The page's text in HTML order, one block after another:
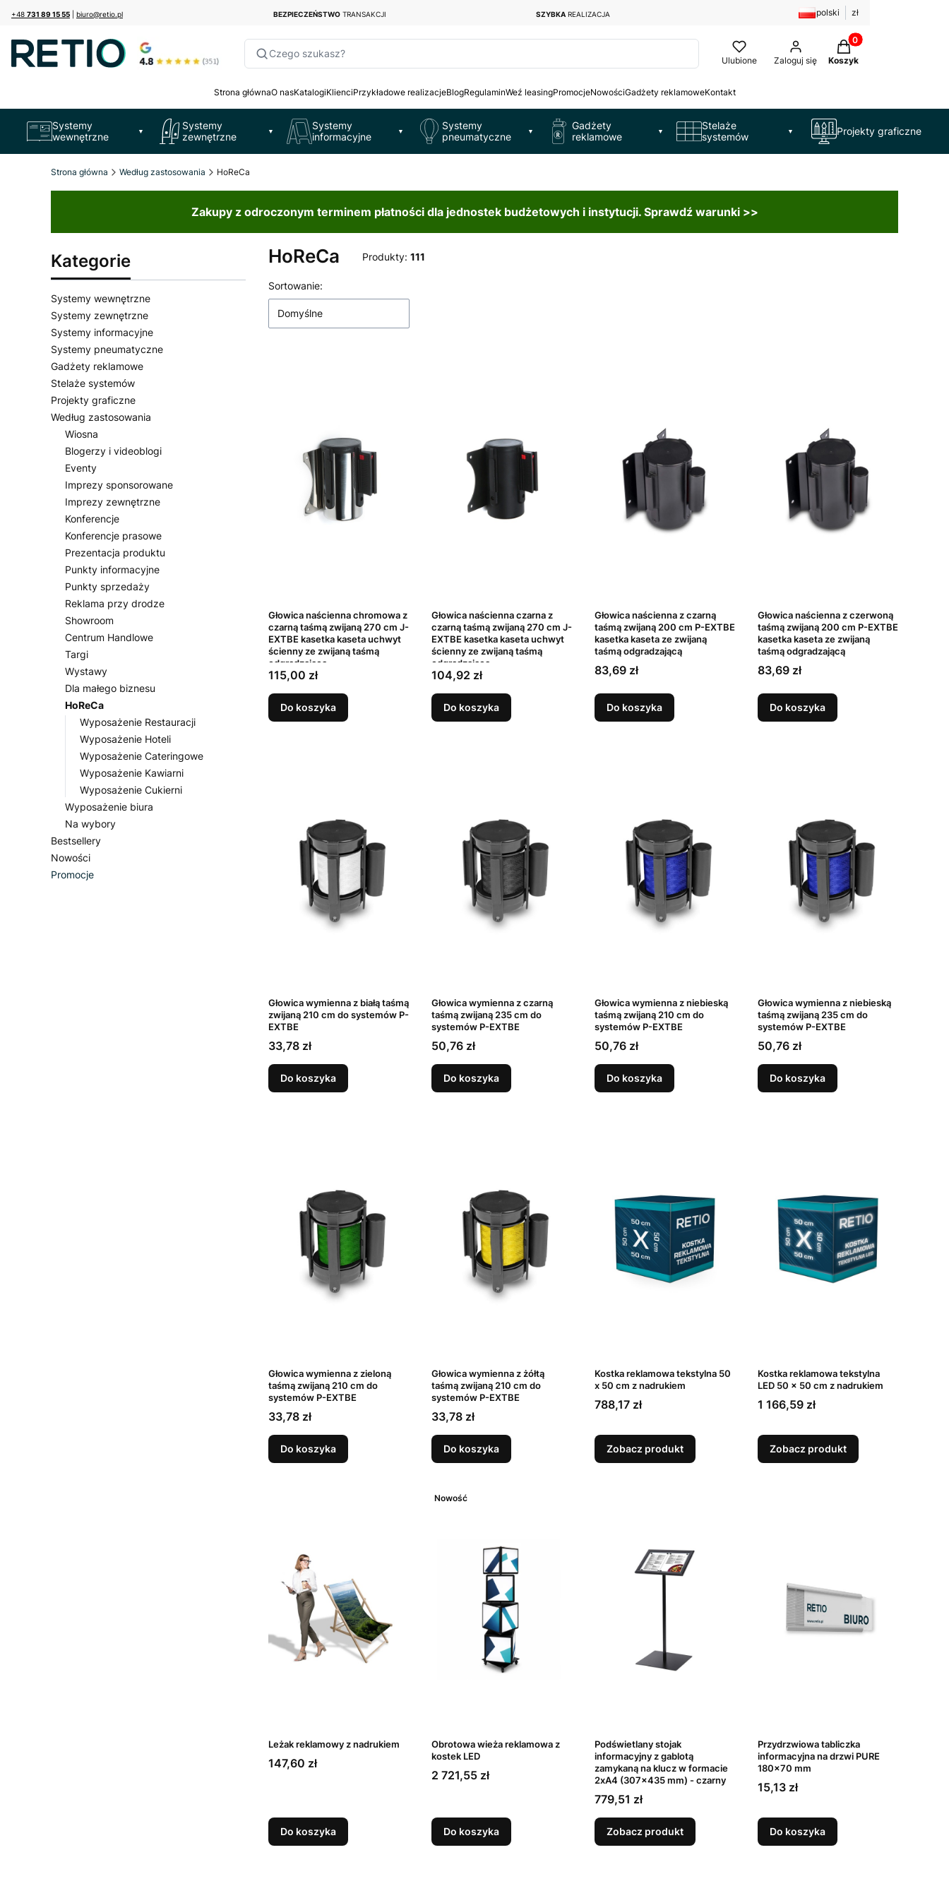
+48 731 89 15 55 biuro@retio.pl BEZPIECZEŃSTWO TRANSAKCJI SZYBKAREALIZACJA polski zł
Czego szukasz?
Ulubione Zaloguj się
Produkty w koszyku:
Koszyk
Strona głównaO nasKatalogiKlienciPrzykładowe realizacjeBlogRegulaminWeź leasingPromocjeNowościGadżety reklamoweKontakt
Systemy
wewnętrzne
▼
Systemy
zewnętrzne
▼
Systemy
informacyjne
▼
Systemy
pneumatyczne
▼
Gadżety
reklamowe
▼
Stelaże
systemów
▼ Projekty graficzne
Strona główna Według zastosowania HoReCa
Zakupy z odroczonym terminem płatności dla jednostek budżetowych i instytucji. Sprawdź warunki >>
Kategorie
Systemy wewnętrzne
Systemy zewnętrzne
Systemy informacyjne
Systemy pneumatyczne
Gadżety reklamowe
Stelaże systemów
Projekty graficzne
Według zastosowania
Wiosna
Blogerzy i videoblogi
Eventy
Imprezy sponsorowane
Imprezy zewnętrzne
Konferencje
Konferencje prasowe
Prezentacja produktu
Punkty informacyjne
Punkty sprzedaży
Reklama przy drodze
Showroom
Centrum Handlowe
Targi
Wystawy
Dla małego biznesu
HoReCa
Wyposażenie Restauracji
Wyposażenie Hoteli
Wyposażenie Cateringowe
Wyposażenie Kawiarni
Wyposażenie Cukierni
Wyposażenie biura
Na wybory
Bestsellery
Nowości
Promocje
HoReCa Produkty: 111
Lista produktów
Sortowanie:
Domyślne
Głowica naścienna chromowa z
czarną taśmą zwijaną 270 cm J-
EXTBE kasetka kaseta uchwyt
ścienny ze zwijaną taśmą
odgradzającą
Cena
115,00 zł
Do koszyka
Głowica naścienna czarna z
czarną taśmą zwijaną 270 cm J-
EXTBE kasetka kaseta uchwyt
ścienny ze zwijaną taśmą
odgradzającą
Cena
104,92 zł
Do koszyka
Głowica naścienna z czarną
taśmą zwijaną 200 cm P-EXTBE
kasetka kaseta ze zwijaną
taśmą odgradzającą
Cena
83,69 zł
Do koszyka
Głowica naścienna z czerwoną
taśmą zwijaną 200 cm P-EXTBE
kasetka kaseta ze zwijaną
taśmą odgradzającą
Cena
83,69 zł
Do koszyka
Głowica wymienna z białą taśmą
zwijaną 210 cm do systemów P-
EXTBE
Cena
33,78 zł
Do koszyka
Głowica wymienna z czarną
taśmą zwijaną 235 cm do
systemów P-EXTBE
Cena
50,76 zł
Do koszyka
Głowica wymienna z niebieską
taśmą zwijaną 210 cm do
systemów P-EXTBE
Cena
50,76 zł
Do koszyka
Głowica wymienna z niebieską
taśmą zwijaną 235 cm do
systemów P-EXTBE
Cena
50,76 zł
Do koszyka
Głowica wymienna z zieloną
taśmą zwijaną 210 cm do
systemów P-EXTBE
Cena
33,78 zł
Do koszyka
Głowica wymienna z żółtą
taśmą zwijaną 210 cm do
systemów P-EXTBE
Cena
33,78 zł
Do koszyka
Kostka reklamowa tekstylna 50
x 50 cm z nadrukiem
Cena
788,17 zł
Zobacz produkt
Kostka reklamowa tekstylna
LED 50 x 50 cm z nadrukiem
Cena
1 166,59 zł
Zobacz produkt
Leżak reklamowy z nadrukiem
Cena
147,60 zł
Do koszyka
Nowość
Obrotowa wieża reklamowa z
kostek LED
Cena
2 721,55 zł
Do koszyka
Podświetlany stojak
informacyjny z gablotą
zamykaną na klucz w formacie
2xA4 (307x435 mm) - czarny
Cena
779,51 zł
Zobacz produkt
Przydrzwiowa tabliczka
informacyjna na drzwi PURE
180x70 mm
Cena
15,13 zł
Do koszyka